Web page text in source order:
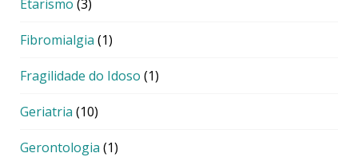
Etarismo (3)
Fibromialgia (1)
Fragilidade do Idoso (1)
Geriatria (10)
Gerontologia (1)